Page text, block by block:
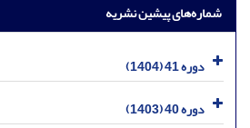
شماره‌های پیشین نشریه
دوره 41 (1404)
دوره 40 (1403)